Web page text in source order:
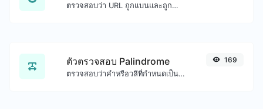
ตรวจสอบว่า URL ถูกแบนและถูกทำเครื่องหมายว่าปลอดภัย/ไม่ปลอดภัยโดย Google หรือไม่
ตัวตรวจสอบ Palindrome
ตรวจสอบว่าคำหรือวลีที่กำหนดเป็น palindrome หรือไม่ (อ่านจากหลังไปหน้าเหมือนอ่านจากหน้าไปหลัง)
169